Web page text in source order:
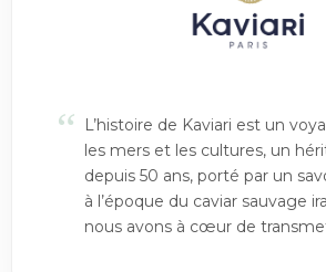
“
L’histoire de Kaviari est un
les mers et les cultures, un
depuis 50 ans, porté par un
à l’époque du caviar sauvage
nous avons à cœur de